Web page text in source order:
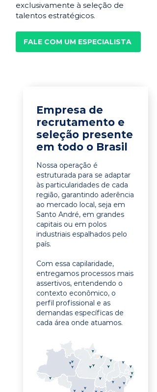
exclusivamente à seleção de
talentos estratégicos.
FALE COM UM ESPECIALISTA
Empresa de
recrutamento e
seleção presente
em todo o Brasil
Nossa operação é
estruturada para se adaptar
às particularidades de cada
região, garantindo aderência
ao mercado local, seja em
Santo André, em grandes
capitais ou em polos
industriais espalhados pelo
país.
Com essa capilaridade,
entregamos processos mais
assertivos, entendendo o
contexto econômico, o
perfil profissional e as
demandas específicas de
cada área onde atuamos.